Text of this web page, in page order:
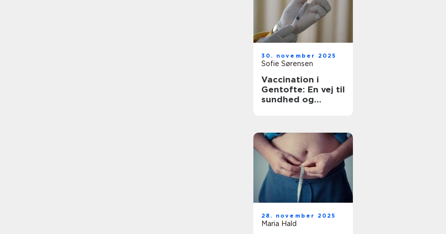
30. november 2025
Sofie Sørensen
Vaccination i
Gentofte: En vej til
sundhed og
28. november 2025
Maria Hald